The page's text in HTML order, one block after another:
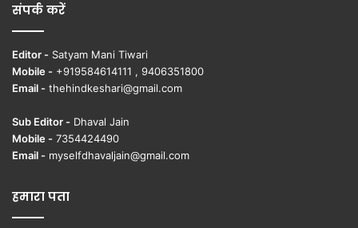
संपर्क करें
Editor - Satyam Mani Tiwari
Mobile - +919584614111 , 9406351800
Email - thehindkeshari@gmail.com
Sub Editor - Dhaval Jain
Mobile - 7354424490
Email - myselfdhavaljain@gmail.com
हमारा पता